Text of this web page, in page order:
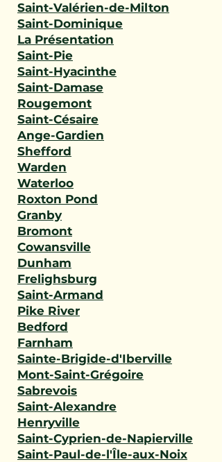
Saint-Valérien-de-Milton
Saint-Dominique
La Présentation
Saint-Pie
Saint-Hyacinthe
Saint-Damase
Rougemont
Saint-Césaire
Ange-Gardien
Shefford
Warden
Waterloo
Roxton Pond
Granby
Bromont
Cowansville
Dunham
Frelighsburg
Saint-Armand
Pike River
Bedford
Farnham
Sainte-Brigide-d'Iberville
Mont-Saint-Grégoire
Sabrevois
Saint-Alexandre
Henryville
Saint-Cyprien-de-Napierville
Saint-Paul-de-l'Île-aux-Noix